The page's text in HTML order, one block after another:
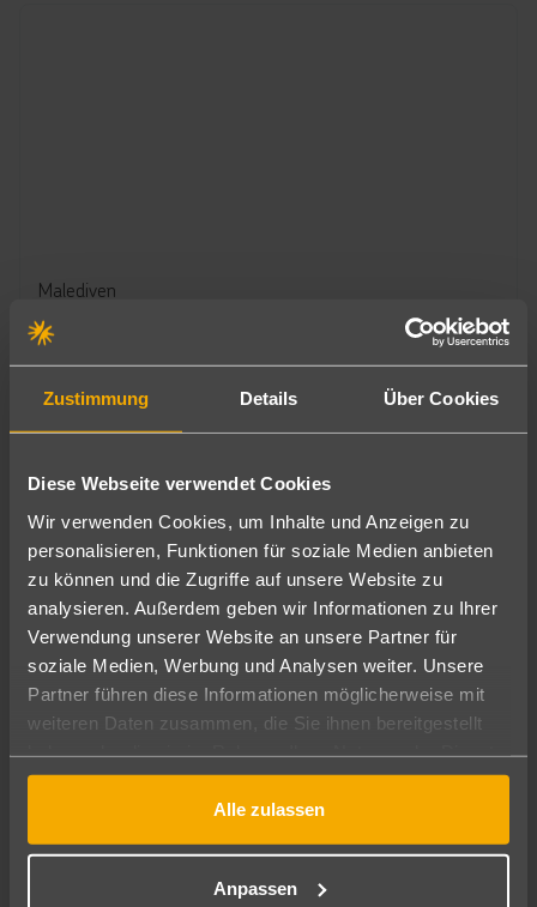
Zustimmung Details Über Cookies
Diese Webseite verwendet Cookies
Wir verwenden Cookies, um Inhalte und Anzeigen zu
personalisieren, Funktionen für soziale Medien anbieten
zu können und die Zugriffe auf unsere Website zu
analysieren. Außerdem geben wir Informationen zu Ihrer
Verwendung unserer Website an unsere Partner für
soziale Medien, Werbung und Analysen weiter. Unsere
Partner führen diese Informationen möglicherweise mit
weiteren Daten zusammen, die Sie ihnen bereitgestellt
gesammelt haben.
Alle zulassen
Anpassen
Malediven
Siyam World
5
3.805€
Malediven
Sun Siyam Iru Fushi
ab2.884€